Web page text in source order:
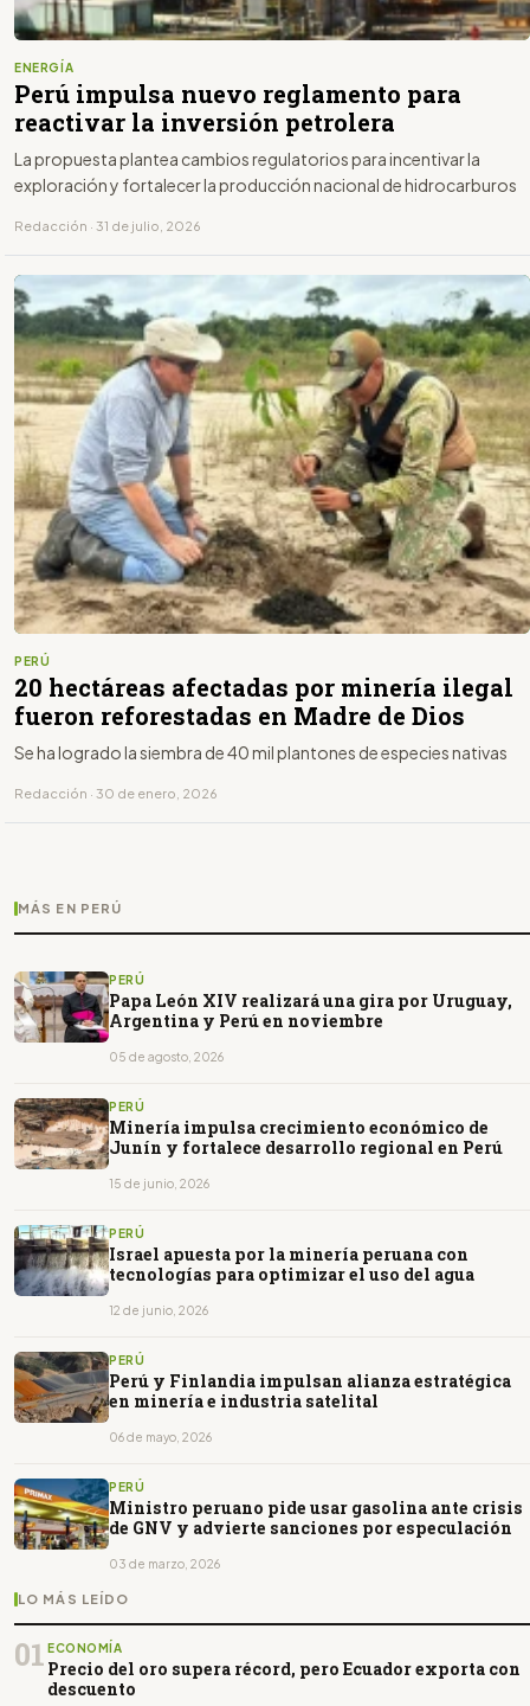
ENERGÍA
Perú impulsa nuevo reglamento para
reactivar la inversión petrolera
La propuesta plantea cambios regulatorios para incentivar la
exploración y fortalecer la producción nacional de hidrocarburos
Redacción · 31 de julio, 2026
PERÚ
20 hectáreas afectadas por minería ilegal
fueron reforestadas en Madre de Dios
Se ha logrado la siembra de 40 mil plantones de especies nativas
Redacción · 30 de enero, 2026
MÁS EN PERÚ
PERÚ
Papa León XIV realizará una gira por Uruguay,
Argentina y Perú en noviembre
05 de agosto, 2026
PERÚ
Minería impulsa crecimiento económico de
Junín y fortalece desarrollo regional en Perú
15 de junio, 2026
PERÚ
Israel apuesta por la minería peruana con
tecnologías para optimizar el uso del agua
12 de junio, 2026
PERÚ
Perú y Finlandia impulsan alianza estratégica
en minería e industria satelital
06 de mayo, 2026
PERÚ
Ministro peruano pide usar gasolina ante crisis
de GNV y advierte sanciones por especulación
03 de marzo, 2026
LO MÁS LEÍDO
01 ECONOMÍA
Precio del oro supera récord, pero Ecuador exporta con
descuento